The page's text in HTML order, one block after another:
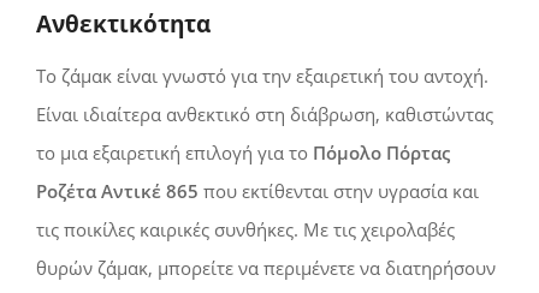
Ανθεκτικότητα
Το ζάμακ είναι γνωστό για την εξαιρετική του αντοχή.
Είναι ιδιαίτερα ανθεκτικό στη διάβρωση, καθιστώντας
το μια εξαιρετική επιλογή για το Πόμολο Πόρτας
Ροζέτα Αντικέ 865 που εκτίθενται στην υγρασία και
τις ποικίλες καιρικές συνθήκες. Με τις χειρολαβές
θυρών ζάμακ, μπορείτε να περιμένετε να διατηρήσουν